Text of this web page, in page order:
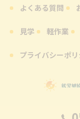
よくある質問
見学 軽作業
プライバシーポリ